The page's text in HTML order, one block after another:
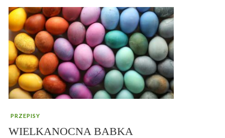
PRZEPISY
WIELKANOCNA BABKA